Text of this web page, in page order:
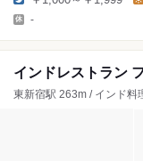
-
インドレストラン
東新宿駅 263m / インド料